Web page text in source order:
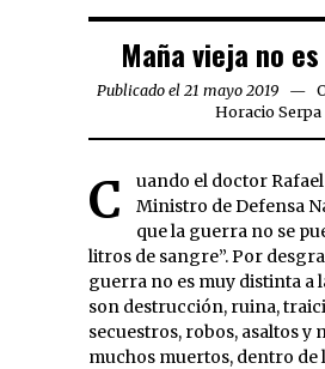
Maña vieja no
Publicado el 21 mayo 2019
Horacio Serpa
Cuando el doctor Rafael Pardo fue
Ministro de Defensa
que la guerra no se
litros de sangre”. Por
guerra no es muy distinta a
son destrucción, ruina,
secuestros, robos, asaltos y
muchos muertos, dentro de